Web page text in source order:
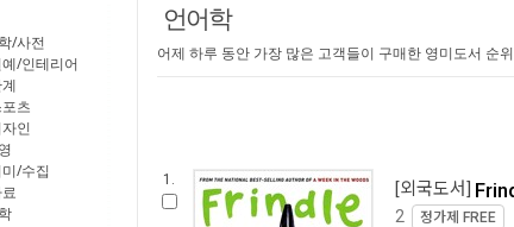
/사전
/인테리어
츠
인
/수집
언어학
어제 하루 동안 가장 많은 고객들이 구매한 영미도서 순
1. [외국도서]
2 정가제 FREE